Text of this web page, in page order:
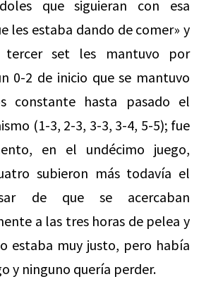
que siguieran con esa
les estaba dando de comer» y
set les mantuvo por
0-2 de inicio que se mantuvo
constante hasta pasado el
(1-3, 2-3, 3-3, 3-4, 5-5); fue
en el undécimo juego,
subieron más todavía el
de que se acercaban
a las tres horas de pelea y
estaba muy justo, pero había
y ninguno quería perder.